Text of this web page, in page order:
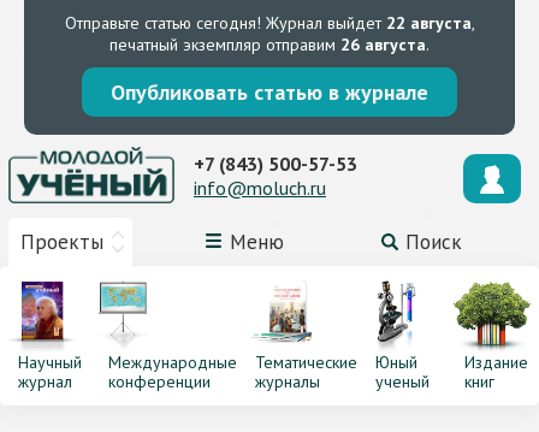
Отправьте статью сегодня! Журнал выйдет 22 августа,
печатный экземпляр отправим 26 августа.
Опубликовать статью в журнале
Проекты Меню Поиск
+7 (843) 500-57-53
info@moluch.ru
Научный
журнал
Международные
конференции
Тематические
журналы
Юный
ученый
Издание
книг